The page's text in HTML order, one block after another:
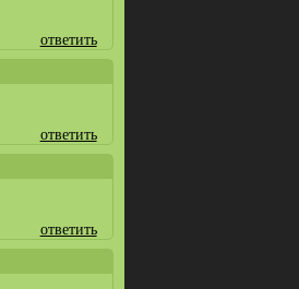
ответить
ответить
ответить